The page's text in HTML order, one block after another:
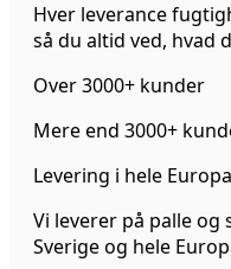
Hver leverance
så du altid ved, hvad
Over 3000+ kunder
Mere end 3000+
Levering i hele Europa
Vi leverer på palle
Sverige og hele